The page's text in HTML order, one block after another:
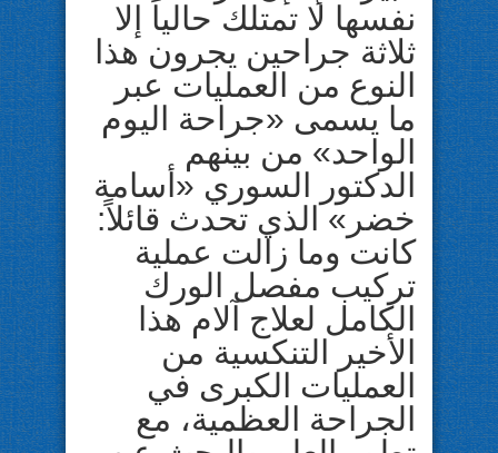
نفسها لا تمتلك حالياً إلا
ثلاثة جراحين يجرون هذا
النوع من العمليات عبر
ما يسمى «جراحة اليوم
الواحد» من بينهم
الدكتور السوري «أسامة
خضر» الذي تحدث قائلاً:
كانت وما زالت عملية
تركيب مفصل الورك
الكامل لعلاج آلام هذا
الأخير التنكسية من
العمليات الكبرى في
الجراحة العظمية، مع